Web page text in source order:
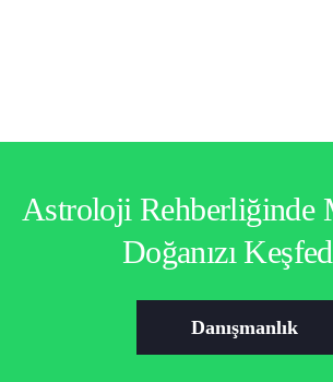
Astroloji Rehberliğinde
Doğanızı
Danışmanlık